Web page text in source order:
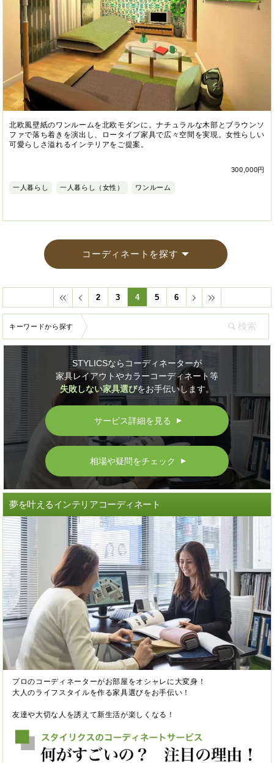
北欧風壁紙のワンルームを北欧モダンに。ナチュラルな木部とブラウンソ
ファで落ち着きを演出し、ロータイプ家具で広々空間を実現。女性らしい
可愛らしさ溢れるインテリアをご提案。
300,000円
一人暮らし 一人暮らし（女性） ワンルーム
コーディネートを探す
2 3 4 5 6
キーワードから探す
STYLICSならコーディネーターが
家具レイアウトやカラーコーディネート等
失敗しない家具選びをお手伝いします。
サービス詳細を見る ▲
相場や疑問をチェック ▲
夢を叶えるインテリアコーディネート
プロのコーディネーターがお部屋をオシャレに大変身！
大人のライフスタイルを作る家具選びをお手伝い！
友達や大切な人を誘えて新生活が楽しくなる！